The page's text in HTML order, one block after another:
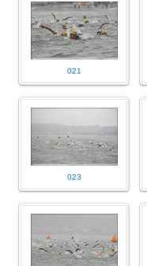
021
023